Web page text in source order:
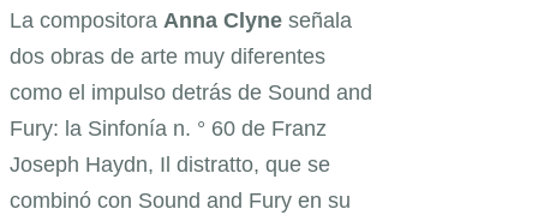
La compositora Anna Clyne señala
dos obras de arte muy diferentes
como el impulso detrás de Sound and
Fury: la Sinfonía n. ° 60 de Franz
Joseph Haydn, Il distratto, que se
combinó con Sound and Fury en su